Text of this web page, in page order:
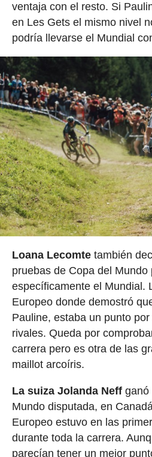
ventaja con el resto. Si
en Les Gets el mismo nivel
podría llevarse el Mundial
Loana Lecomtetambién
pruebas de Copa del Mundo
específicamente el Mundial.
Europeo donde demostró
Pauline, estaba un punto
rivales. Queda por
carrera pero es otra de las
maillot arcoíris.
La suiza Jolanda Neffganó
Mundo disputada, en
Europeo estuvo en las
durante toda la carrera.
parecían tener un mejor